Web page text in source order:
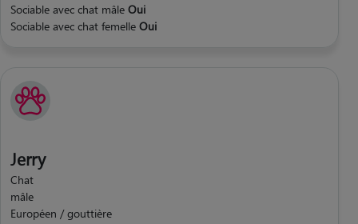
Sociable avec chat mâle Oui
Sociable avec chat femelle Oui
Jerry
Chat
mâle
Européen / gouttière